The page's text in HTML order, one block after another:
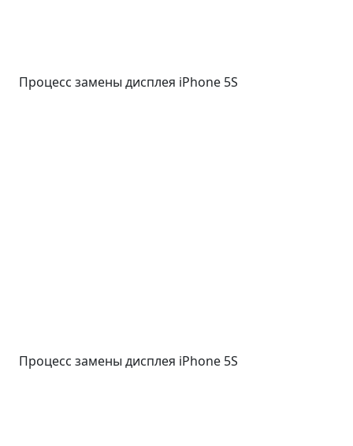
Процесс замены дисплея iPhone 5S
Процесс замены дисплея iPhone 5S